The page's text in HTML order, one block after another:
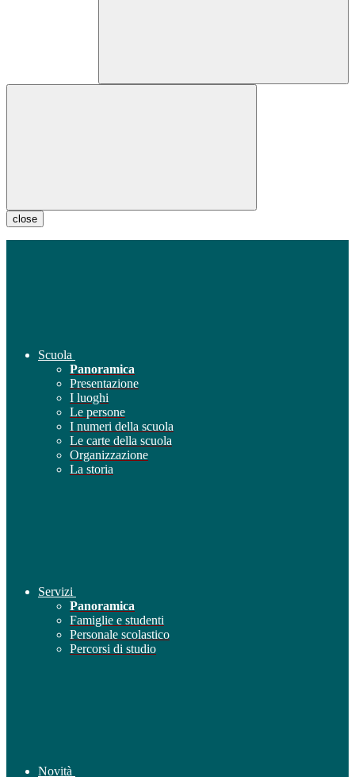
close
Scuola
Panoramica
Presentazione
I luoghi
Le persone
I numeri della scuola
Le carte della scuola
Organizzazione
La storia
Servizi
Panoramica
Famiglie e studenti
Personale scolastico
Percorsi di studio
Novità